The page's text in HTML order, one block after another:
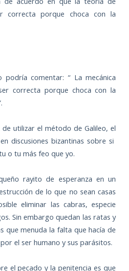
correcta porque choca con la
comentar: “ La mecánica
correcta porque choca con la
utilizar el método de Galileo, el
discusiones bizantinas sobre si
o tu más feo que yo.
rayito de esperanza en un
de lo que no sean casas
eliminar las cabras, especie
Sin embargo quedan las ratas y
que menuda la falta que hacía de
el ser humano y sus parásitos.
el pecado y la penitencia es que